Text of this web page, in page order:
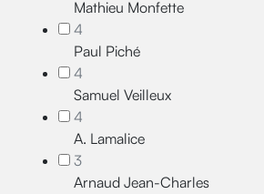
Mathieu Monfette
4
Paul Piché
4
Samuel Veilleux
4
A. Lamalice
3
Arnaud Jean-Charles